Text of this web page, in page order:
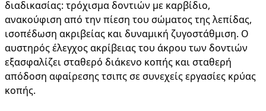
διαδικασίας: τρόχισμα δοντιών με καρβίδιο,
ανακούφιση από την πίεση του σώματος της λεπίδας,
ισοπέδωση ακριβείας και δυναμική ζυγοστάθμιση. Ο
αυστηρός έλεγχος ακρίβειας του άκρου των δοντιών
εξασφαλίζει σταθερό διάκενο κοπής και σταθερή
απόδοση αφαίρεσης τσιπς σε συνεχείς εργασίες κρύας
κοπής.